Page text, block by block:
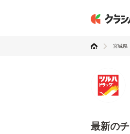
宮城県
最新の